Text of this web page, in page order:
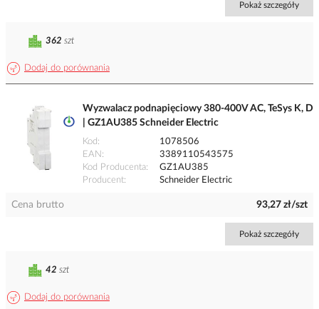
Pokaż szczegóły
Dodaj do porównania
362 szt
Wyzwalacz podnapięciowy 380-400V AC, TeSys K, D
| GZ1AU385 Schneider Electric
Kod
1078506
EAN
3389110543575
Kod Producenta
GZ1AU385
Producent
Schneider Electric
Cena brutto 93,27 zł/szt
Pokaż szczegóły
Dodaj do porównania
42 szt